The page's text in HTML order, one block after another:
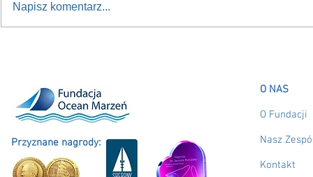
Napisz komentarz...
Przyznane nagrody:
O NAS
O Fundacji
Nasz
Kontakt